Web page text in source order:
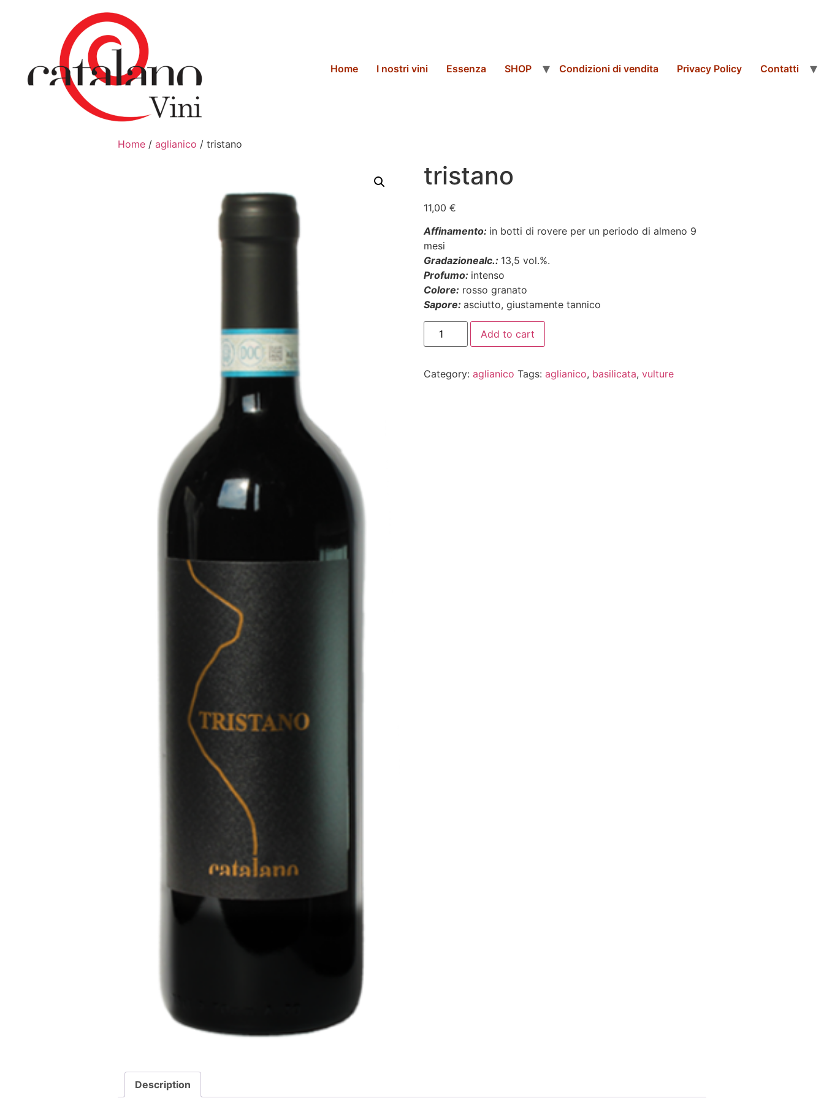
Home I nostri vini Essenza SHOP Condizioni di vendita Privacy Policy Contatti
Home / aglianico / tristano
tristano
11,00€
Affinamento: in botti di rovere per un periodo di almeno 9
mesi
Gradazionealc.: 13,5 vol.%.
Profumo: intenso
Colore: rosso granato
Sapore:asciutto, giustamente tannico
Add to cart
Category:aglianico Tags:aglianico, basilicata,vulture
Description